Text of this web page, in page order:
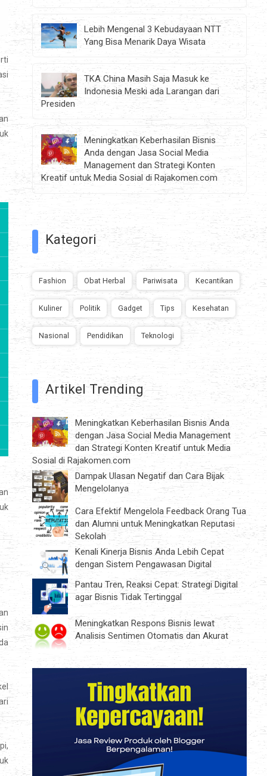
Lebih Mengenal 3 Kebudayaan NTT
Yang Bisa Menarik Daya Wisata
TKA China Masih Saja Masuk ke
Indonesia Meski ada Larangan dari
Presiden
Meningkatkan Keberhasilan Bisnis
Anda dengan Jasa Social Media
Management dan Strategi Konten
Kreatif untuk Media Sosial di Rajakomen.com
Kategori
Fashion Obat Herbal Pariwisata Kecantikan
Kuliner Politik Gadget Tips Kesehatan
Nasional Pendidikan Teknologi
Artikel Trending
Meningkatkan Keberhasilan Bisnis Anda
dengan Jasa Social Media Management
dan Strategi Konten Kreatif untuk Media
Sosial di Rajakomen.com
Dampak Ulasan Negatif dan Cara Bijak
Mengelolanya
Cara Efektif Mengelola Feedback Orang Tua
dan Alumni untuk Meningkatkan Reputasi
Sekolah
Kenali Kinerja Bisnis Anda Lebih Cepat
dengan Sistem Pengawasan Digital
Pantau Tren, Reaksi Cepat: Strategi Digital
agar Bisnis Tidak Tertinggal
Meningkatkan Respons Bisnis lewat
Analisis Sentimen Otomatis dan Akurat